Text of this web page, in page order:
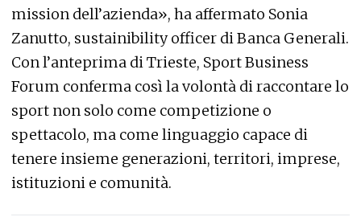
mission dell’azienda», ha affermato Sonia
Zanutto, sustainibility officer di Banca Generali.
Con l’anteprima di Trieste, Sport Business
Forum conferma così la volontà di raccontare lo
sport non solo come competizione o
spettacolo, ma come linguaggio capace di
tenere insieme generazioni, territori, imprese,
istituzioni e comunità.